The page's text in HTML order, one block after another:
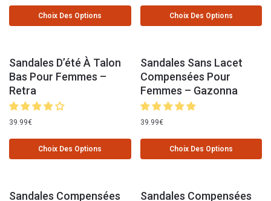
Choix Des Options Choix Des Options
Sandales D’été À Talon
Bas Pour Femmes –
Retra
39.99€
Choix Des Options
Sandales Sans Lacet
Compensées Pour
Femmes – Gazonna
39.99€
Choix Des Options
Sandales Compensées
Sandales Compensées